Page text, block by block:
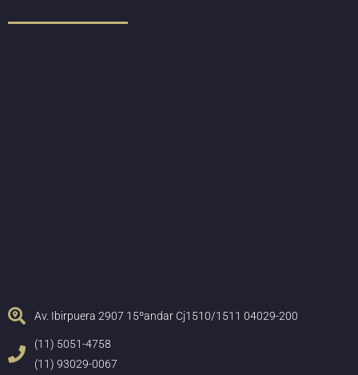
Av. Ibirpuera 2907 15ºandar Cj1510/1511 04029-200
(11) 5051-4758
(11) 93029-0067